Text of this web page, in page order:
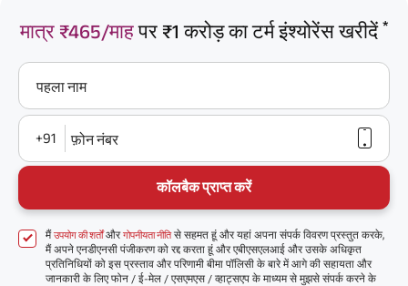
मात्र ₹465/माहपर ₹1 करोड़ का टर्म इंश्योरेंस खरीदें *
पहला नाम
+91 फ़ोन नंबर
कॉलबैक प्राप्त करें
मैंउपयोग की शर्तोंऔरगोपनीयता नीतिसे सहमत हूं और यहां अपना संपर्क विवरण प्रस्तुत करके,
मैं अपने एनडीएनसी पंजीकरण को रद्द करता हूं और एबीएसएलआई और उसके अधिकृत
प्रतिनिधियों को इस प्रस्ताव और परिणामी बीमा पॉलिसी के बारे में आगे की सहायता और
जानकारी के लिए फोन / ई-मेल / एसएमएस / व्हाट्सएप के माध्यम से मुझसे संपर्क करने के